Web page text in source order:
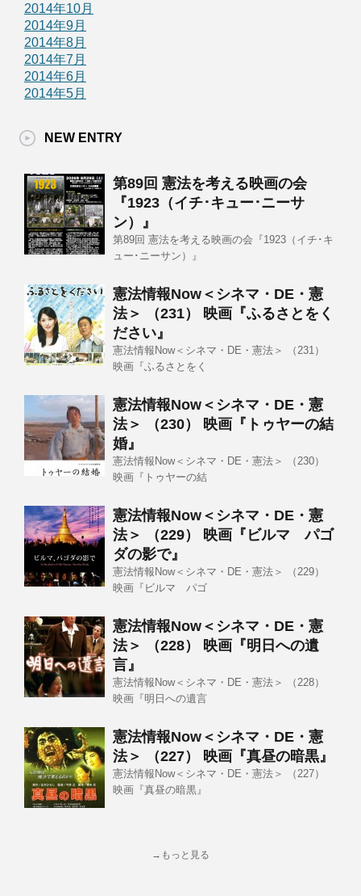
2014年10月
2014年9月
2014年8月
2014年7月
2014年6月
2014年5月
NEW ENTRY
第89回 憲法を考える映画の会
『1923（イチ･キュー･ニーサ
ン）』
第89回 憲法を考える映画の会『1923（イチ･キ
ュー･ニーサン）』
憲法情報Now＜シネマ・DE・憲
法＞ （231） 映画『ふるさとをく
ださい』
憲法情報Now＜シネマ・DE・憲法＞ （231）
映画『ふるさとをく
憲法情報Now＜シネマ・DE・憲
法＞ （230） 映画『トゥヤーの結
婚』
憲法情報Now＜シネマ・DE・憲法＞ （230）
映画『トゥヤーの結
憲法情報Now＜シネマ・DE・憲
法＞ （229） 映画『ビルマ パゴ
ダの影で』
憲法情報Now＜シネマ・DE・憲法＞ （229）
映画『ビルマ パゴ
憲法情報Now＜シネマ・DE・憲
法＞ （228） 映画『明日への遺
言』
憲法情報Now＜シネマ・DE・憲法＞ （228）
映画『明日への遺言
憲法情報Now＜シネマ・DE・憲
法＞ （227） 映画『真昼の暗黒』
憲法情報Now＜シネマ・DE・憲法＞ （227）
映画『真昼の暗黒』
→もっと見る